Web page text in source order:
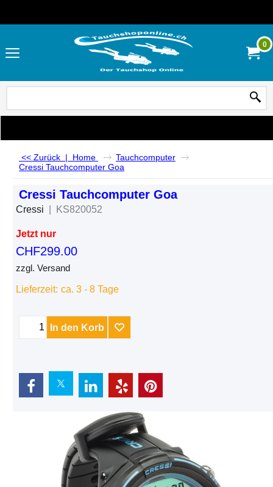
0
<< Zurück | Home
Tauchcomputer
Cressi Tauchcomputer Goa
Cressi Tauchcomputer Goa
Cressi KS820052
Jetzt nur
CHF299.00
zzgl. Versand
Lieferzeit: ca. 3 - 8 Tage
In den Korb